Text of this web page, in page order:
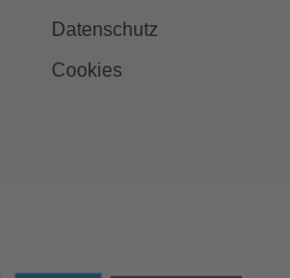
Datenschutz
Cookies